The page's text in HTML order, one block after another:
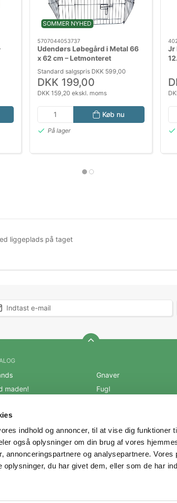
indhold og annoncer, til at vise dig funktioner
også oplysninger om din brug af vores
annonceringspartnere og analysepartnere. Vores
oplysninger, du har givet dem, eller som de har
SOMMER NYHED
5707044053737
Udendørs Løbegård i Metal 66
x 62 cm – Letmonteret
Løbegård til Hvalpe og Smådyr
Standard salgspris DKK 599,00
DKK 199,00
DKK 159,20 ekskl. moms
Køb nu
På lager
Jr
liggeplads på taget
maden!
populære varer
Gnaver
Fugl
Hest
Andre Dyr
Veterinærfoder